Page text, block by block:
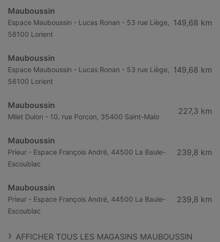
Mauboussin à Évry
Mauboussin
Espace Mauboussin - Lucas Ronan - 53 rue Liège,
56100 Lorient
149,68 km
Mauboussin
Espace Mauboussin - Lucas Ronan - 53 rue Liège,
56100 Lorient
149,68 km
Mauboussin
Milet Dulon - 10, rue Porcon, 35400 Saint-Malo
227,3 km
Mauboussin
Prieur - Espace François André, 44500 La Baule-
Escoublac
239,8 km
Mauboussin
Prieur - Espace François André, 44500 La Baule-
Escoublac
239,8 km
AFFICHER TOUS LES MAGASINS MAUBOUSSIN